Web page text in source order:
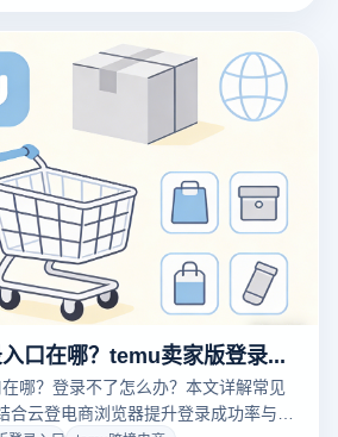
temu卖家版登录入口在哪？temu卖家版登录不了怎么办？
哪？登录不了怎么办？本文详解常见
云登电商浏览器提升登录成功率与账